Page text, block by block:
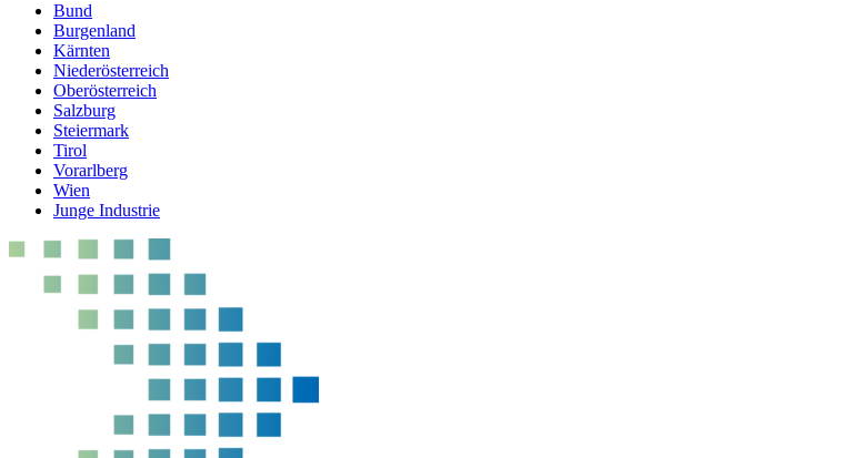
Bund
Burgenland
Kärnten
Niederösterreich
Oberösterreich
Salzburg
Steiermark
Tirol
Vorarlberg
Wien
Junge Industrie